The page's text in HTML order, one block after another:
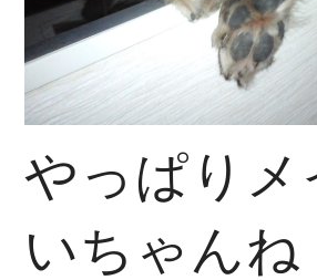
やっぱりメ
いちゃんね